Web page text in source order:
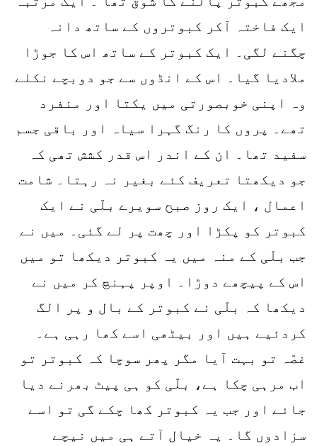
ایک فاختہ آکر کبوتروں کے ساتھ دانہ
چگنے لگی۔ ایک کبوتر کے ساتھ اس کا جوڑا
ملادیا گیا۔ اس کے انڈوں سے جو دوبچے نکلے
وہ اپنی خوبصورتی میں یکتا اور منفرد
تھے۔ پروں کا رنگ گہرا سیاہ اور باقی جسم
سفید تھا۔ ان کے اندر اس قدر کشش تھی کہ
جو دیکھتا تعریف کئے بغیر نہ رہتا۔ شامت
اعمال ، ایک روز صبح سویرے بلّی نے ایک
کبوتر کو پکڑا اور چھت پر لے گئی۔ میں نے
جب بلّی کے منہ میں یہ کبوتر دیکھا تو میں
اس کے پیچھے دوڑا۔ اوپر پہنچ کر میں نے
دیکھا کہ بلّی نے کبوتر کے بال و پر الگ
کردئیے ہیں اور بیٹھی اسے کھا رہی ہے۔
غصّہ تو بہت آیا مگر پھر سوچا کہ کبوتر تو
اب مرہی چکا ہے، بلّی کو ہی پیٹ بھرنے دیا
جائے اور جب یہ کبوتر کھا چکے گی تو اسے
سزادوں گا۔ یہ خیال آتے ہی میں نیچے